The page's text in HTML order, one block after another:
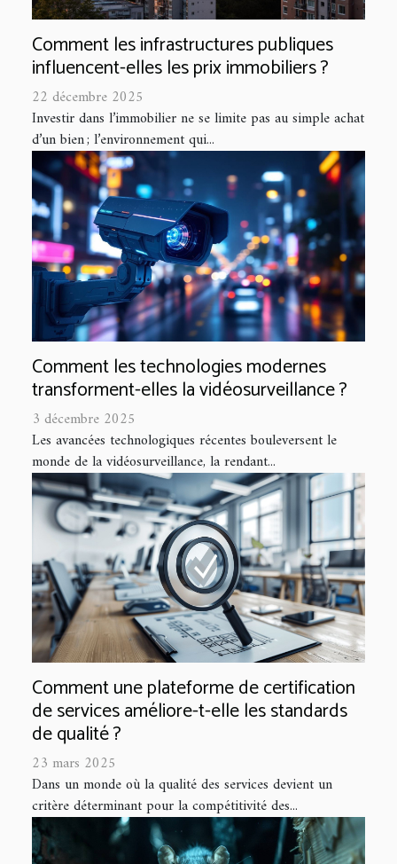
Comment les infrastructures publiques
influencent-elles les prix immobiliers ?
22 décembre 2025
Investir dans l’immobilier ne se limite pas au simple achat
d’un bien ; l’environnement qui...
Comment les technologies modernes
transforment-elles la vidéosurveillance ?
3 décembre 2025
Les avancées technologiques récentes bouleversent le
monde de la vidéosurveillance, la rendant...
Comment une plateforme de certification
de services améliore-t-elle les standards
de qualité ?
23 mars 2025
Dans un monde où la qualité des services devient un
critère déterminant pour la compétitivité des...